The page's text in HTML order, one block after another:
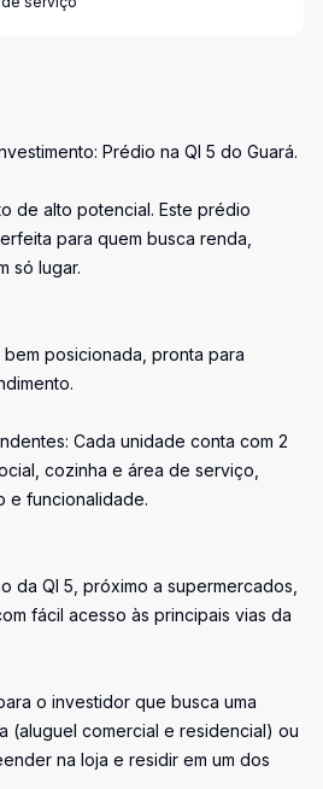
Prédio na QI 5 do Guará.
de alto potencial. Este prédio
para quem busca renda,
só lugar.
posicionada, pronta para
Cada unidade conta com 2
cozinha e área de serviço,
e funcionalidade.
da QI 5, próximo a supermercados,
fácil acesso às principais vias da
o investidor que busca uma
(aluguel comercial e residencial) ou
na loja e residir em um dos